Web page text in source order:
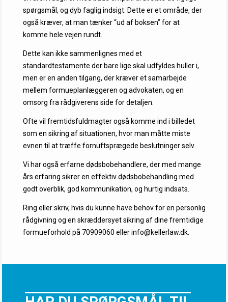
spørgsmål, og dyb faglig indsigt. Dette er et område, der
også kræver, at man tænker “ud af boksen” for at
komme hele vejen rundt.
Dette kan ikke sammenlignes med et
standardtestamente der bare lige skal udfyldes huller i,
men er en anden tilgang, der kræver et samarbejde
mellem formueplanlæggeren og advokaten, og en
omsorg fra rådgiverens side for detaljen.
Ofte vil fremtidsfuldmagter også komme ind i billedet
som en sikring af situationen, hvor man måtte miste
evnen til at træffe fornuftsprægede beslutninger selv.
Vi har også erfarne dødsbobehandlere, der med mange
års erfaring sikrer en effektiv dødsbobehandling med
godt overblik, god kommunikation, og hurtig indsats.
Ring eller skriv, hvis du kunne have behov for en personlig
rådgivning og en skræddersyet sikring af dine fremtidige
formueforhold på 70909060 eller info@kellerlaw.dk.